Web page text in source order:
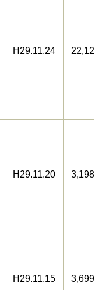
H29.11.24
H29.11.20
H29.11.15